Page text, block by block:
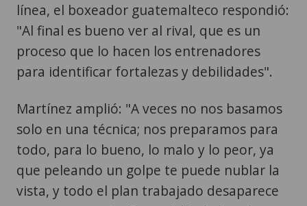
línea, el boxeador guatemalteco respondió:
"Al final es bueno ver al rival, que es un
proceso que lo hacen los entrenadores
para identificar fortalezas y debilidades".
Martínez amplió: "A veces no nos basamos
solo en una técnica; nos preparamos para
todo, para lo bueno, lo malo y lo peor, ya
que peleando un golpe te puede nublar la
vista, y todo el plan trabajado desaparece